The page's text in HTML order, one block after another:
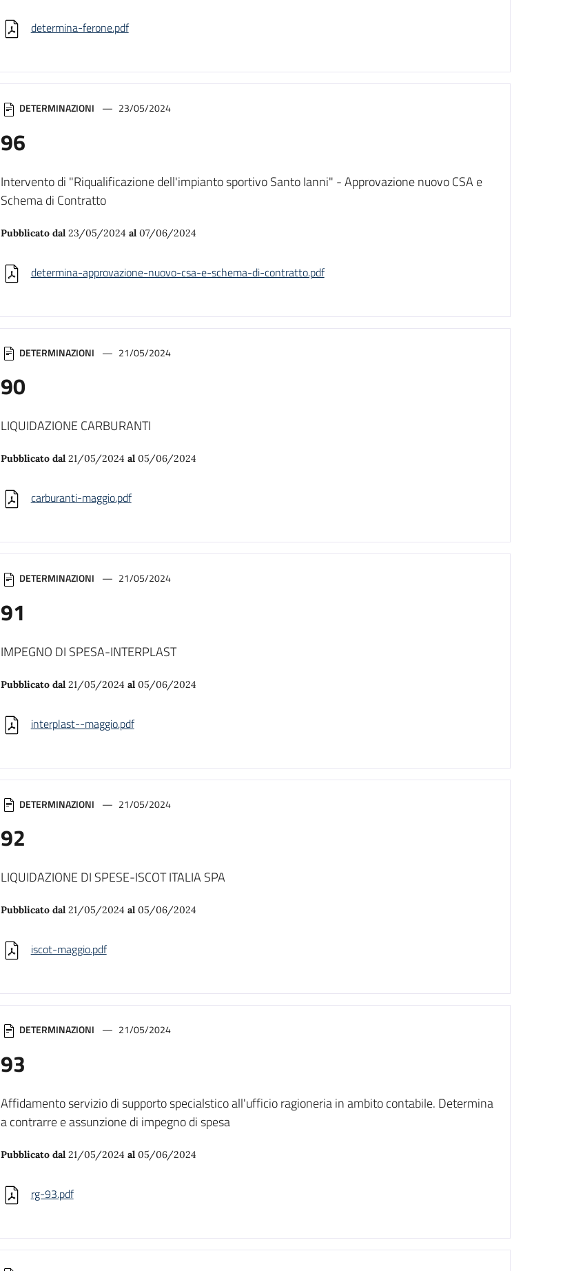
determina-ferone.pdf
DETERMINAZIONI 23/05/2024
96
Intervento di "Riqualificazione dell'impianto sportivo Santo Ianni" - Approvazione nuovo CSA e
Schema di Contratto
Pubblicato dal 23/05/2024 al07/06/2024
determina-approvazione-nuovo-csa-e-schema-di-contratto.pdf
DETERMINAZIONI 21/05/2024
90
LIQUIDAZIONE CARBURANTI
Pubblicato dal 21/05/2024 al05/06/2024
carburanti-maggio.pdf
DETERMINAZIONI 21/05/2024
91
IMPEGNO DI SPESA-INTERPLAST
Pubblicato dal 21/05/2024 al05/06/2024
interplast--maggio.pdf
DETERMINAZIONI 21/05/2024
92
LIQUIDAZIONE DI SPESE-ISCOT ITALIA SPA
Pubblicato dal 21/05/2024 al05/06/2024
iscot-maggio.pdf
DETERMINAZIONI 21/05/2024
93
Affidamento servizio di supporto specialstico all'ufficio ragioneria in ambito contabile. Determina
a contrarre e assunzione di impegno di spesa
Pubblicato dal 21/05/2024 al05/06/2024
rg-93.pdf